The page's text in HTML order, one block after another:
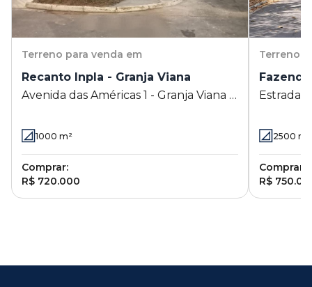
Terreno para venda em
Recanto Inpla - Granja Viana
Avenida das Américas 1 - Granja Viana -
1000 m²
Comprar:
R$ 720.000
Terreno
Estrada
2500 m²
Comprar:
R$